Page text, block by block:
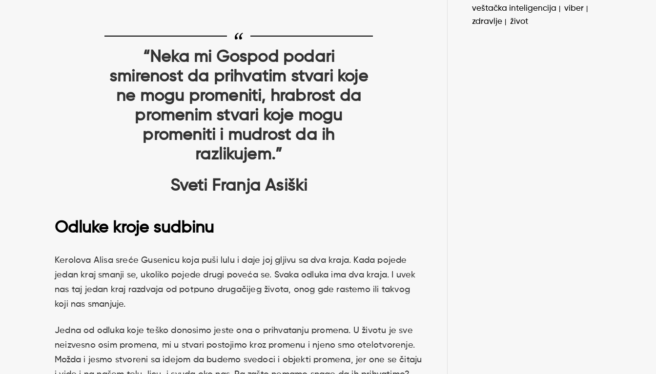
“Neka mi Gospod podari
smirenost da prihvatim stvari koje
ne mogu promeniti, hrabrost da
promenim stvari koje mogu
promeniti i mudrost da ih
razlikujem.”
Sveti Franja Asiški
Odluke kroje sudbinu
Kerolova Alisa sreće Gusenicu koja puši lulu i daje joj gljivu sa dva kraja. Kada pojede
jedan kraj smanji se, ukoliko pojede drugi poveća se. Svaka odluka ima dva kraja. I uvek
nas taj jedan kraj razdvaja od potpuno drugačijeg života, onog gde rastemo ili takvog
koji nas smanjuje.
Jedna od odluka koje teško donosimo jeste ona o prihvatanju promena. U životu je sve
neizvesno osim promena, mi u stvari postojimo kroz promenu i njeno smo otelotvorenje.
Možda i jesmo stvoreni sa idejom da budemo svedoci i objekti promena, jer one se čitaju
veštačka inteligencija
viber
zdravlje
život